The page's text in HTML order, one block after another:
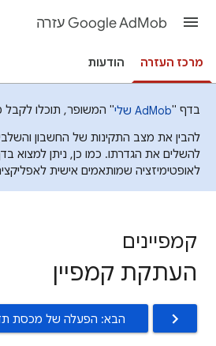
Google AdMob עזרה
מרכז העזרה הודעות
בדף "AdMob שלי
" המשופר, תוכלו לקבל
להבין את מצב התקינות של החשבון
להשלים את הגדרתו. כמו כן, ניתן למצוא
לאופטימיזציה שמותאמים אישית
קמפיינים
העתקת קמפיין
הבא: הפעלה של מכסת